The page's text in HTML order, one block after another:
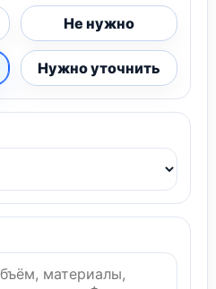
Не нужно
Нужно уточнить